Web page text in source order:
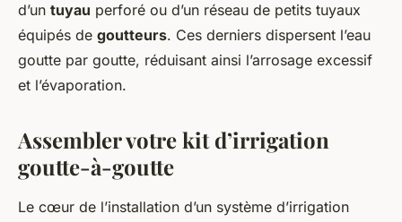
d’un tuyau perforé ou d’un réseau de petits tuyaux
équipés de goutteurs. Ces derniers dispersent l’eau
goutte par goutte, réduisant ainsi l’arrosage excessif
et l’évaporation.
Assembler votre kit d’irrigation
goutte-à-goutte
Le cœur de l’installation d’un système d’irrigation